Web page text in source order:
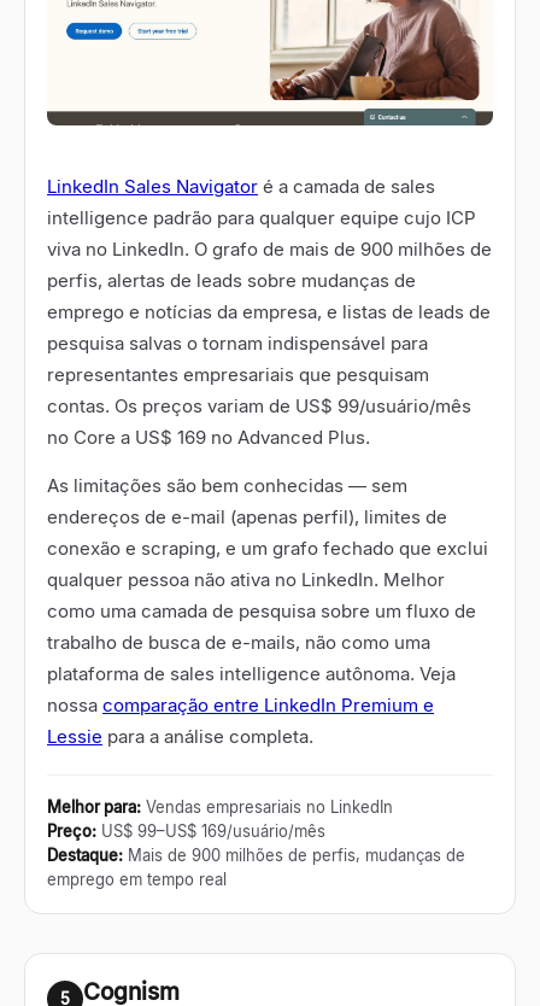
LinkedIn Sales Navigator é a camada de sales
intelligence padrão para qualquer equipe cujo ICP
viva no LinkedIn. O grafo de mais de 900 milhões de
perfis, alertas de leads sobre mudanças de
emprego e notícias da empresa, e listas de leads de
pesquisa salvas o tornam indispensável para
representantes empresariais que pesquisam
contas. Os preços variam de US$ 99/usuário/mês
no Core a US$ 169 no Advanced Plus.
As limitações são bem conhecidas — sem
endereços de e-mail (apenas perfil), limites de
conexão e scraping, e um grafo fechado que exclui
qualquer pessoa não ativa no LinkedIn. Melhor
como uma camada de pesquisa sobre um fluxo de
trabalho de busca de e-mails, não como uma
plataforma de sales intelligence autônoma. Veja
nossa comparação entre LinkedIn Premium e
Lessie para a análise completa.
Melhor para: Vendas empresariais no LinkedIn
Preço: US$ 99–US$ 169/usuário/mês
Destaque: Mais de 900 milhões de perfis, mudanças de
emprego em tempo real
5 Cognism